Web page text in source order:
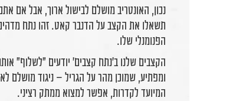
נכון, האונטריב מושלם לבישול ארוך, אבל אם
תשאלו את הקצב על הדנבר קאט. זהו נתח
הפנומנלי שלו.
הקצבים שלנו ב'נתח קצבים' יודעים "לשלוף"
ומפתיע, שמוכן מהר על הגריל – ניגוד מושלם
המיועד לקדרות, אפשר למצוא ממתק רציני.